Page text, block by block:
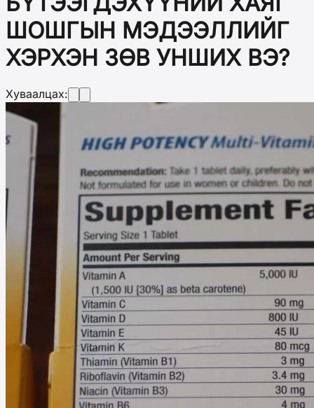
ШОШГЫН МЭДЭЭЛЛИЙГ
ХЭРХЭН ЗӨВ УНШИХ ВЭ?
Хуваалцах: